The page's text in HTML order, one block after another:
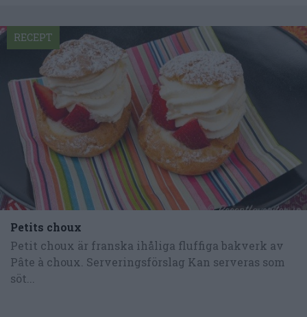
Petits choux
Petit choux är franska ihåliga fluffiga bakverk av
Pâte à choux. Serveringsförslag Kan serveras som
söt...
RECEPT